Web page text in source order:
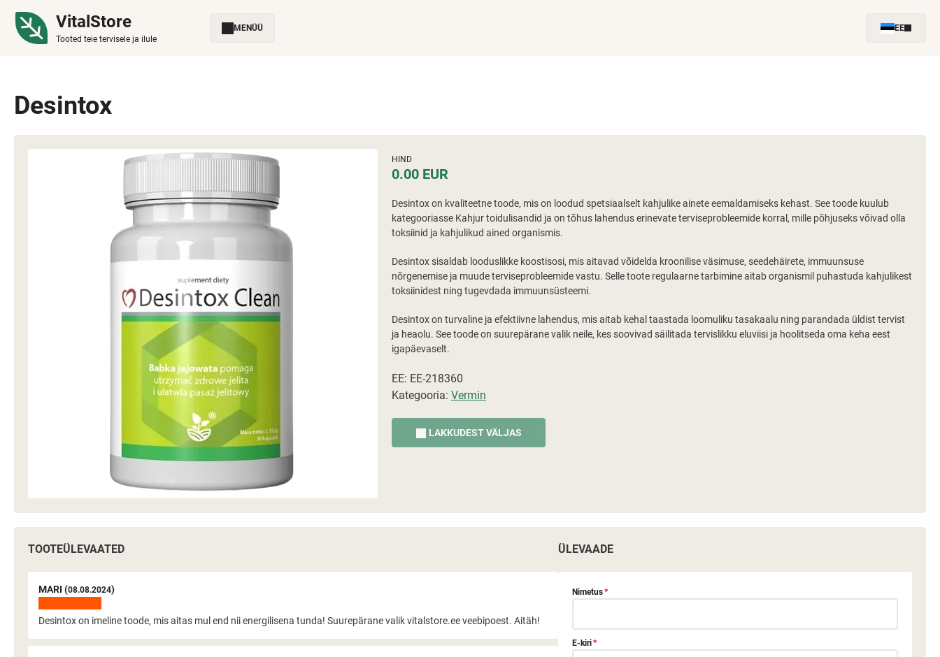
VitalStore
Tooted teie tervisele ja ilule
MENÜÜ EE
Desintox
HIND
0.00 EUR
Desintox on kvaliteetne toode, mis on loodud spetsiaalselt kahjulike ainete eemaldamiseks kehast. See toode kuulub
kategooriasse Kahjur toidulisandid ja on tõhus lahendus erinevate terviseprobleemide korral, mille põhjuseks võivad olla
toksiinid ja kahjulikud ained organismis.
Desintox sisaldab looduslikke koostisosi, mis aitavad võidelda kroonilise väsimuse, seedehäirete, immuunsuse
nõrgenemise ja muude terviseprobleemide vastu. Selle toote regulaarne tarbimine aitab organismil puhastuda kahjulikest
toksiinidest ning tugevdada immuunsüsteemi.
Desintox on turvaline ja efektiivne lahendus, mis aitab kehal taastada loomuliku tasakaalu ning parandada üldist tervist
ja heaolu. See toode on suurepärane valik neile, kes soovivad säilitada tervislikku eluviisi ja hoolitseda oma keha eest
igapäevaselt.
EE: EE-218360
Kategooria: Vermin
LAKKUDEST VÄLJAS
TOOTEÜLEVAATED
MARI (08.08.2024)
Desintox on imeline toode, mis aitas mul end nii energilisena tunda! Suurepärane valik vitalstore.ee veebipoest. Aitäh!
ÜLEVAADE
Nimetus*
E-kiri*